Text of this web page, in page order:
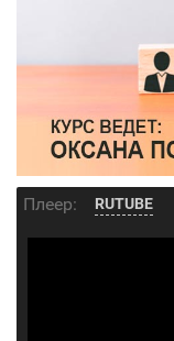
Плеер: RUTUBE